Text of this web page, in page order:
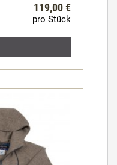
119,00 €
pro Stück